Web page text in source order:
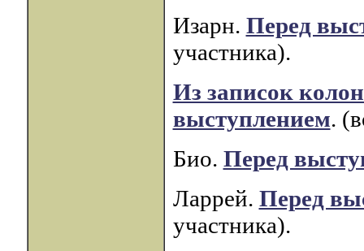
Изарн. Перед
участника).
Из записок
выступлением.
Био. Перед
Ларрей. Перед
участника).